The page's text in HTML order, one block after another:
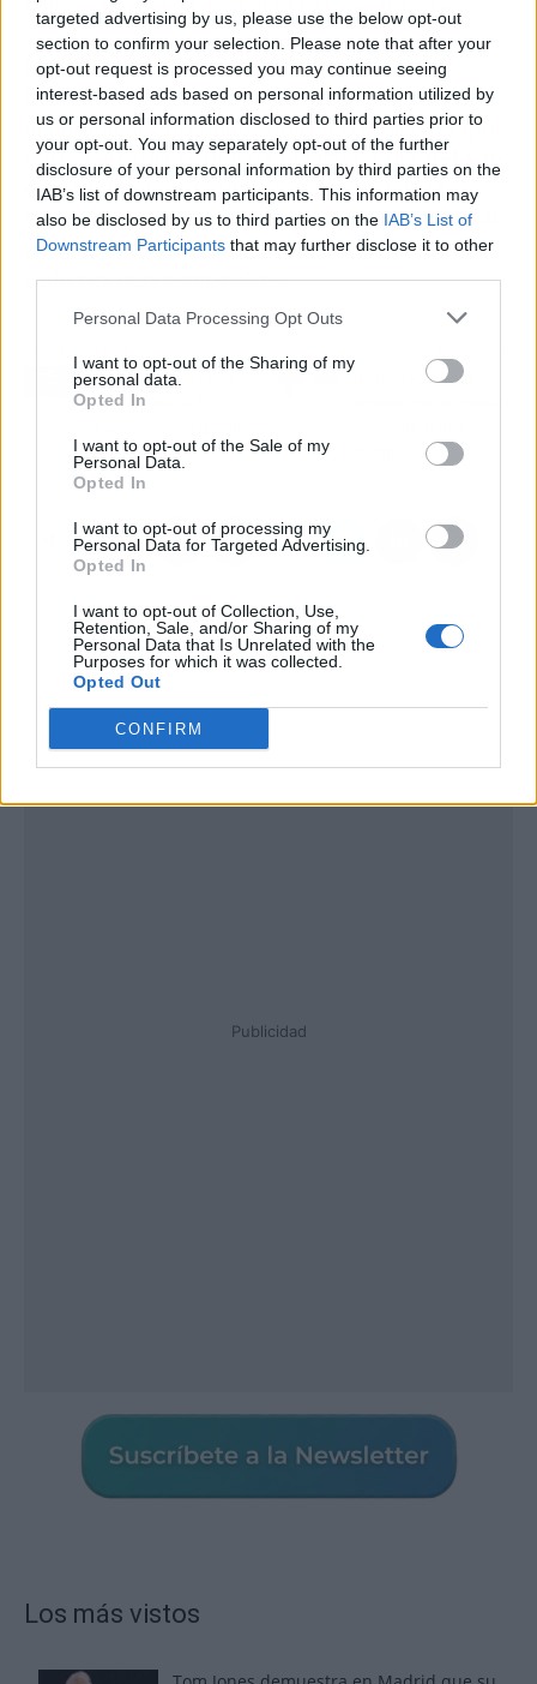
targeted advertising by us, please use the below opt-out
section to confirm your selection. Please note that after your
opt-out request is processed you may continue seeing
interest-based ads based on personal information utilized by
us or personal information disclosed to third parties prior to
your opt-out. You may separately opt-out of the further
disclosure of your personal information by third parties on the
IAB’s list of downstream participants. This information may
also be disclosed by us to third parties on the IAB’s List of
Downstream Participants that may further disclose it to other
Personal Data Processing Opt Outs
I want to opt-out of the Sharing of my
personal data.
Opted In
I want to opt-out of the Sale of my
Personal Data.
Opted In
I want to opt-out of processing my
Personal Data for Targeted Advertising.
Opted In
I want to opt-out of Collection, Use,
Retention, Sale, and/or Sharing of my
Personal Data that Is Unrelated with the
Purposes for which it was collected.
Opted Out
CONFIRM
velocidad y a su capacidad para adaptarse.
Incluso usó dejadas para desestabilizar a
Draper y controlar el ritmo del partido. La
experiencia y la solidez fueron claves para que
Carlos Alcaraz se llevara la victoria por6-4 y 6-
en una hora y 37 minutos. Ahora, con la
semifinal ante Musetti, elespañol buscará dar
un paso más hacia un título que se ha vuelto
cada vez más competitivo.
Ferrán Torres da palo
descomunal al FC
la Fuente
Rodrygo aplaca los
Publicidad
Los más vistos